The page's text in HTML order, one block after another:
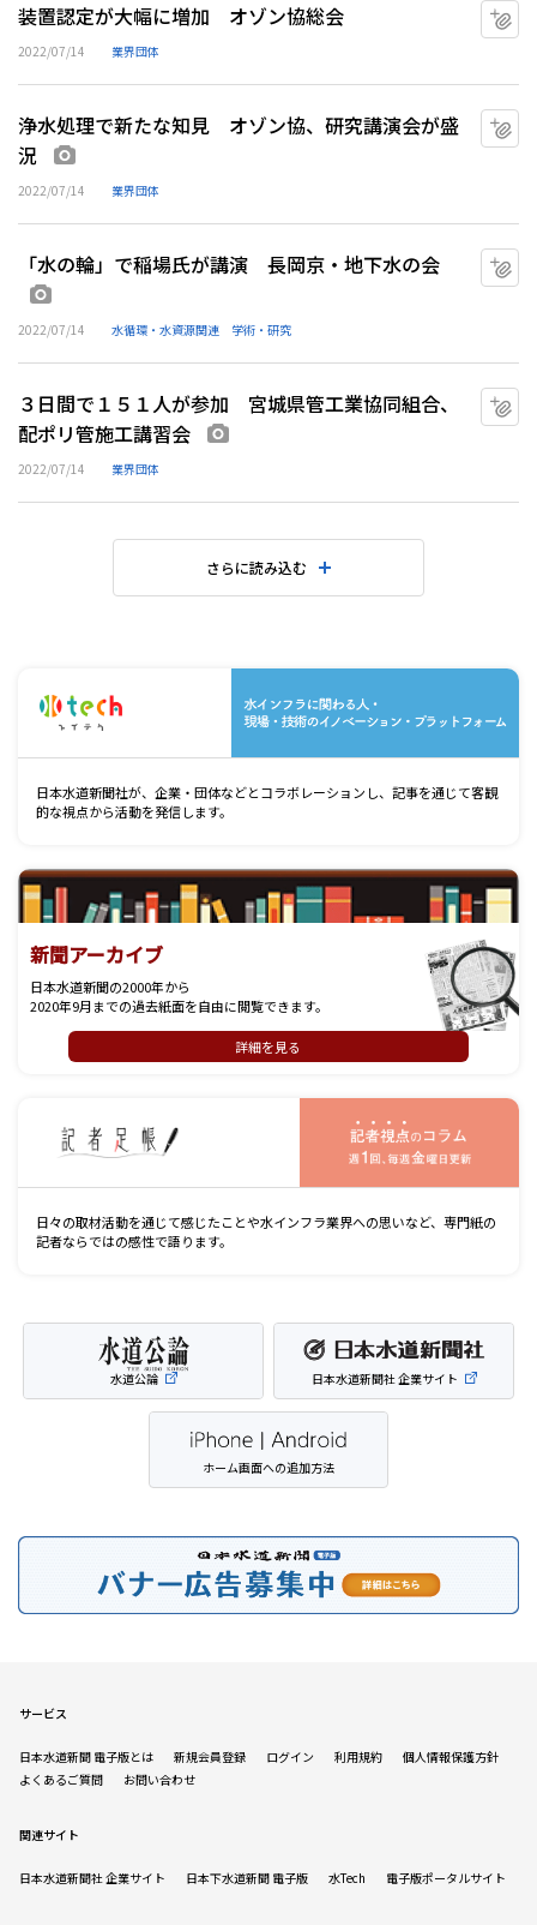
装置認定が大幅に増加 オゾン協総会
2022/07/14 業界団体
浄水処理で新たな知見 オゾン協、研究講演会が盛
況
2022/07/14 業界団体
「水の輪」で稲場氏が講演 長岡京・地下水の会
2022/07/14 水循環・水資源関連 学術・研究
３日間で１５１人が参加 宮城県管工業協同組合、
配ポリ管施工講習会
2022/07/14 業界団体
さらに読み込む
日本水道新聞社が、企業・団体などとコラボレーションし、記事を通じて客観
的な視点から活動を発信します。
新聞アーカイブ
日本水道新聞の2000年から
2020年9月までの過去紙面を自由に閲覧できます。
詳細を見る
日々の取材活動を通じて感じたことや水インフラ業界への思いなど、専門紙の
記者ならではの感性で語ります。
水道公論 日本水道新聞社 企業サイト
ホーム画面への追加方法
サービス
日本水道新聞 電子版とは 新規会員登録 ログイン 利用規約
個人情報保護方針
よくあるご質問
お問い合わせ
関連サイト
日本水道新聞社 企業サイト 日本下水道新聞 電子版 水Tech 電子版ポータルサイト